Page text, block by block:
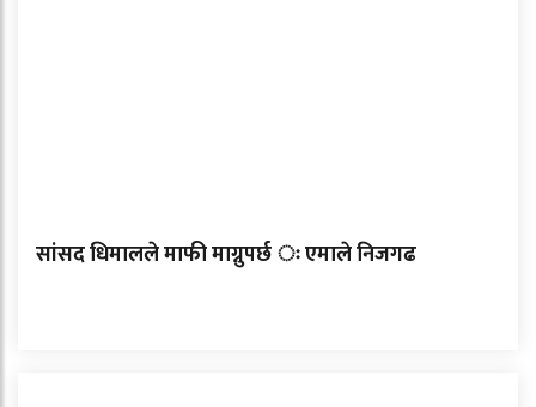
सांसद धिमालले माफी माग्नुपर्छ ः एमाले निजगढ